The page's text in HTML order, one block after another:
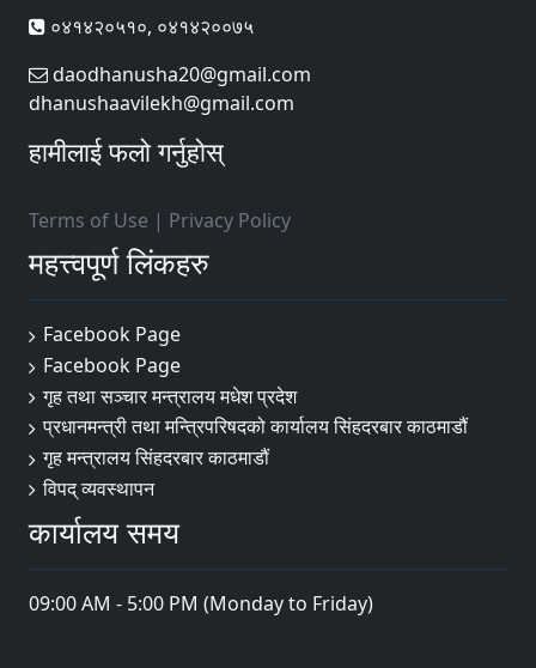
०४१४२०५१०, ०४१४२००७५
daodhanusha20@gmail.com
dhanushaavilekh@gmail.com
हामीलाई फलो गर्नुहोस्
Terms of Use | Privacy Policy
महत्त्वपूर्ण लिंकहरु
Facebook Page
Facebook Page
गृह तथा सञ्चार मन्त्रालय मधेश प्रदेश
प्रधानमन्त्री तथा मन्त्रिपरिषदको कार्यालय सिंहदरबार काठमाडौं
गृह मन्त्रालय सिंहदरबार काठमाडौं
विपद् व्यवस्थापन
कार्यालय समय
09:00 AM - 5:00 PM (Monday to Friday)